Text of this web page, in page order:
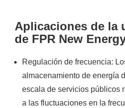
Aplicaciones de la
de FPR New
Regulación de frecuencia:
almacenamiento de energía
escala de servicios públicos
a las fluctuaciones en la